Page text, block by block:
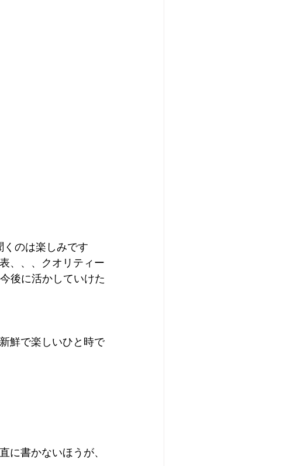
くのは楽しみです
、、、クオリティー
後に活かしていけた
鮮で楽しいひと時で
に書かないほうが、